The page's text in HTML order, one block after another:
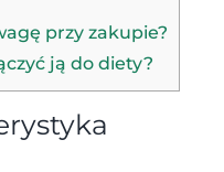
przy zakupie?
ją do diety?